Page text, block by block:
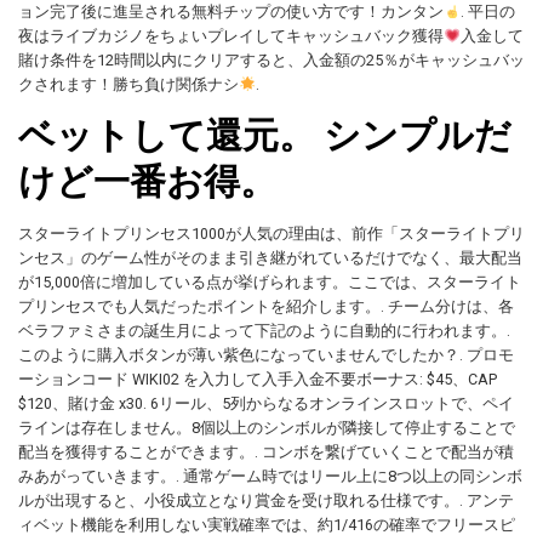
ョン完了後に進呈される無料チップの使い方です！カンタン
. 平日の
夜はライブカジノをちょいプレイしてキャッシュバック獲得
入金して
賭け条件を12時間以内にクリアすると、入金額の25％がキャッシュバッ
クされます！勝ち負け関係ナシ
ベットして還元。 シンプルだ
けど一番お得。
スターライトプリンセス1000が人気の理由は、前作「スターライトプリ
ンセス」のゲーム性がそのまま引き継がれているだけでなく、最大配当
が15,000倍に増加している点が挙げられます。ここでは、スターライト
プリンセスでも人気だったポイントを紹介します。. チーム分けは、各
ベラファミさまの誕生月によって下記のように自動的に行われます。.
このように購入ボタンが薄い紫色になっていませんでしたか？. プロモ
ーションコード WIKI02 を入力して入手入金不要ボーナス: $45、CAP
$120、賭け金 x30. 6リール、5列からなるオンラインスロットで、ペイ
ラインは存在しません。8個以上のシンボルが隣接して停止することで
配当を獲得することができます。. コンボを繋げていくことで配当が積
みあがっていきます。. 通常ゲーム時ではリール上に8つ以上の同シンボ
ルが出現すると、小役成立となり賞金を受け取れる仕様です。. アンテ
ィベット機能を利用しない実戦確率では、約1/416の確率でフリースピ